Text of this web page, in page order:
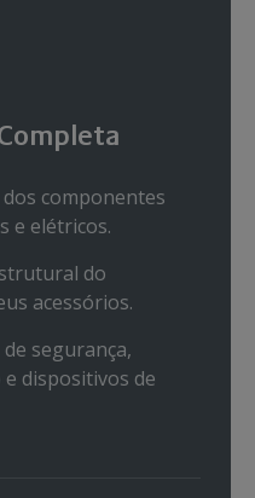
componentes
e elétricos.
do
acessórios.
segurança,
dispositivos de